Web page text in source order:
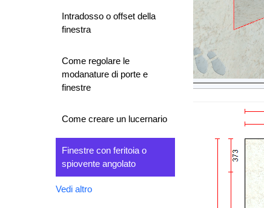
Intradosso o offset della
finestra
Come regolare le
modanature di porte e
finestre
Come creare un lucernario
Finestre con feritoia o
spiovente angolato
Vedi altro